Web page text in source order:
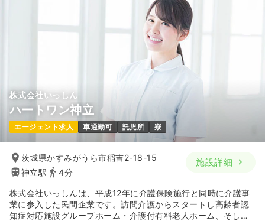
株式会社いっしん
ハートワン神立
エージェント求人 車通勤可 託児所 寮
茨城県かすみがうら市稲吉2-18-15
神立駅
4分
施設詳細
株式会社いっしんは、平成12年に介護保険施行と同時に介護事
業に参入した民間企業です。訪問介護からスタートし高齢者認
知症対応施設グループホーム・介護付有料老人ホーム、そして